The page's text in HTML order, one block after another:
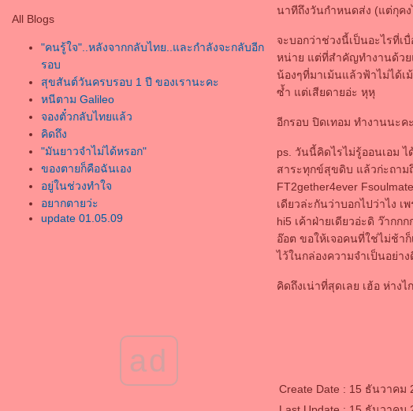
All Blogs
"คนรู้ใจ"..หลังจากกลับไทย..และกำลังจะกลับอีก
รอบ
สุขสันต์วันครบรอบ 1 ปี ของเรานะคะ
หนีตาม Galileo
จองตั๋วกลับไทยแล้ว
คิดถึง
"มันยาวจำไม่ได้หรอก"
ของตายก็คือฉันเอง
อยู่ในช่วงทำใจ
อยากตายว่ะ
update 01.05.09
update ชีวิตกันหน่อ
because "i love u"
ad
นาทีถึงวันกำหนดส่ง (แต่กุค
จะบอกว่าช่วงนี้เป็นอะไรที่เ
หน่าย แต่ที่สำคัญทำงานด้วย
น้องๆที่มาเม้นแล้วฟ้าไม่ได้
ซ้ำ แต่เสียดายอ่ะ หุหุ
อีกรอบ ปิดเทอม ทำงานนะค
ps. วันนี้คิดไรไม่รู้ออนเอม
สาระทุกข์สุขดิบ แล้วก่ะถาม
FT2gether4ever
เดียวล่ะกันว่าบอกไปว่าไง
hi5 เค้าฝ่ายเดียวอ่ะดิ ว๊าก
อ๊อต ขอให้เจอคนที่ใช่ไม่ช้าก็
ไว้ในกล่องความจำเป็นอย่า
คิดถึงเน่าที่สุดเลย เฮ้อ ห่างไ
Create Date : 15 ธันวาคม